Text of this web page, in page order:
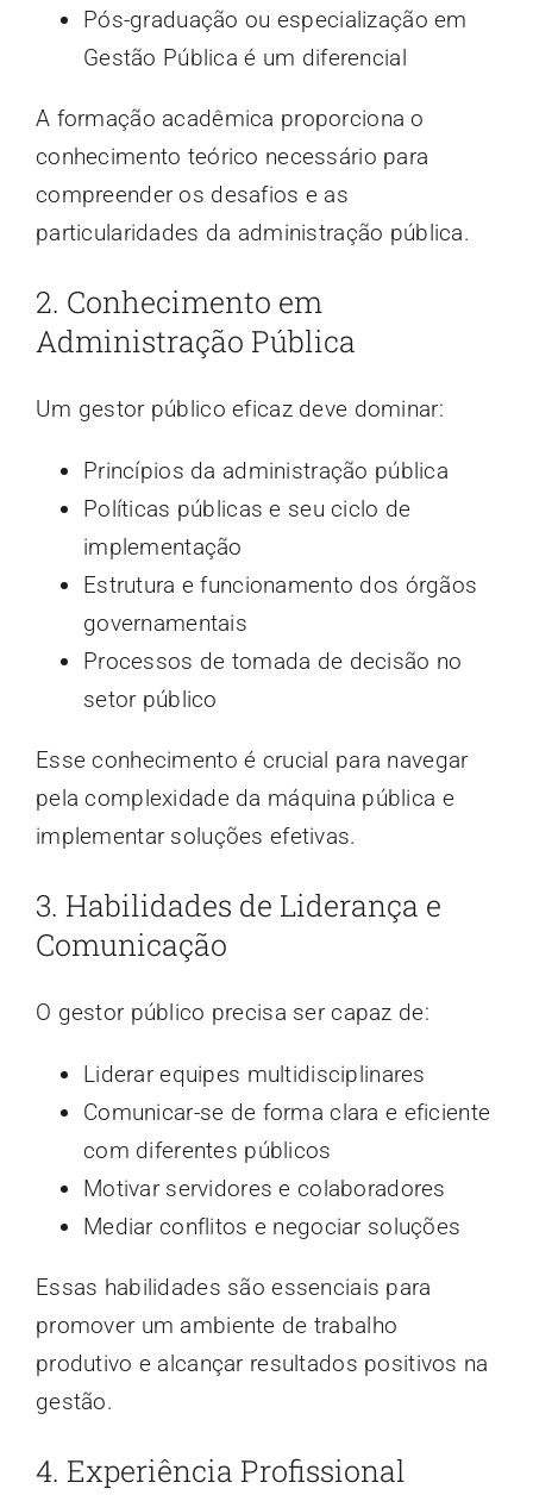
Pós-graduação ou especialização em
Gestão Pública é um diferencial
A formação acadêmica proporciona o
conhecimento teórico necessário para
compreender os desafios e as
particularidades da administração pública.
2. Conhecimento em
Administração Pública
Um gestor público eficaz deve dominar:
Princípios da administração pública
Políticas públicas e seu ciclo de
implementação
Estrutura e funcionamento dos órgãos
governamentais
Processos de tomada de decisão no
setor público
Esse conhecimento é crucial para navegar
pela complexidade da máquina pública e
implementar soluções efetivas.
3. Habilidades de Liderança e
Comunicação
O gestor público precisa ser capaz de:
Liderar equipes multidisciplinares
Comunicar-se de forma clara e eficiente
com diferentes públicos
Motivar servidores e colaboradores
Mediar conflitos e negociar soluções
Essas habilidades são essenciais para
promover um ambiente de trabalho
produtivo e alcançar resultados positivos na
gestão.
4. Experiência Profissional